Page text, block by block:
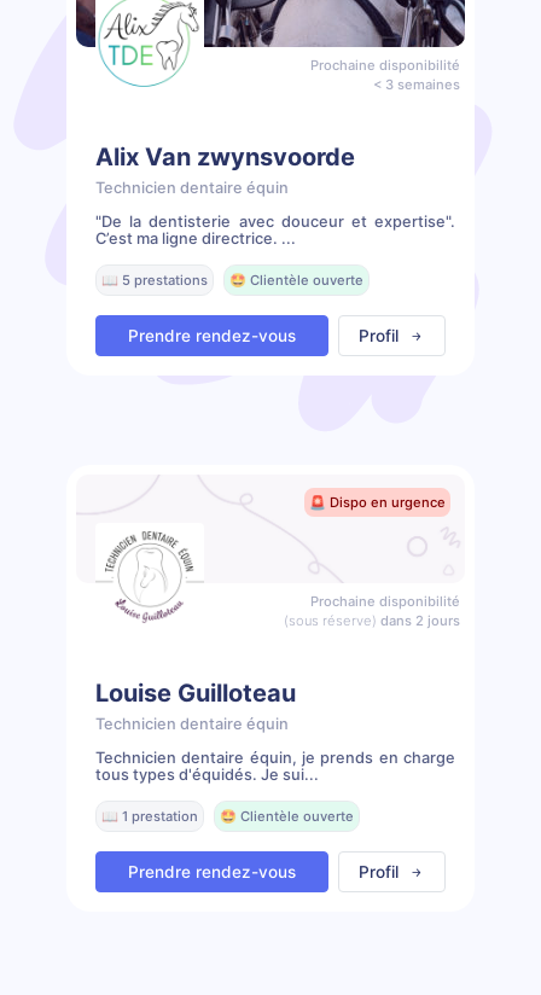
Prochaine disponibilité
< 3 semaines
Alix Van zwynsvoorde
Technicien dentaire équin
"De la dentisterie avec douceur et expertise".
C’est ma ligne directrice. ...
📖 5 prestations 🤩 Clientèle ouverte
Prendre rendez-vous Profil
🚨 Dispo en urgence
Prochaine disponibilité
(sous réserve) dans 2 jours
Louise Guilloteau
Technicien dentaire équin
Technicien dentaire équin, je prends en charge
tous types d'équidés. Je sui...
📖 1 prestation 🤩 Clientèle ouverte
Prendre rendez-vous Profil